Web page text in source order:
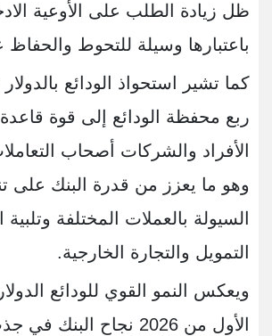
ظل زيادة الطلب على الأوعية
باعتبارها وسيلة للتحوط والحفاظ
كما تشير استحواذ الودائع
ربع محفظة الودائع إلى قوة
الأفراد والشركات أصحاب
وهو ما يعزز من قدرة البنك على
السيولة بالعملات المختلفة وتلبية
التمويل والتجارة الخارجية.
ويعكس النمو القوي للودائع
الأول من 2026 نجاح